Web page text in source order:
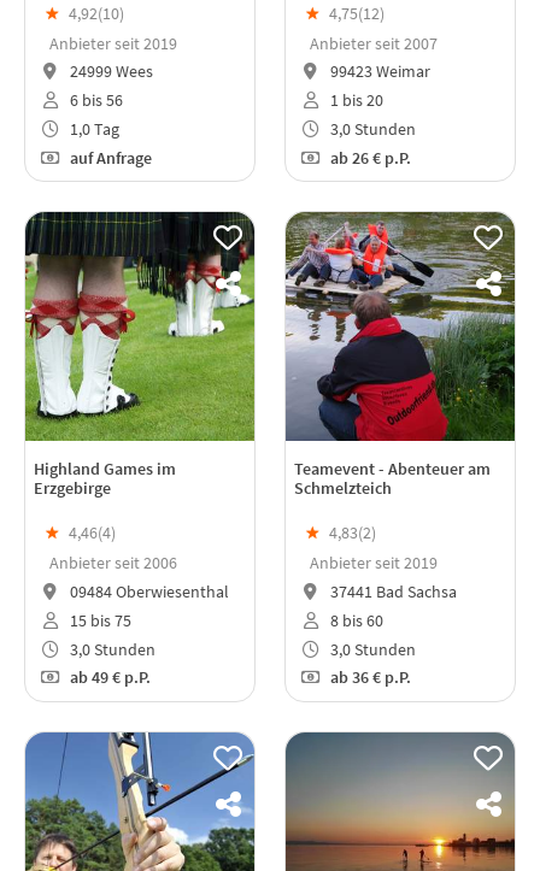
★ 4,92(10)
Anbieter seit 2019
24999 Wees
6 bis 56
1,0 Tag
auf Anfrage
★ 4,75(12)
Anbieter seit 2007
99423 Weimar
1 bis 20
3,0 Stunden
ab26 € p.P.
Highland Games im
Erzgebirge
★ 4,46(4)
Anbieter seit 2006
09484 Oberwiesenthal
15 bis 75
3,0 Stunden
ab49 € p.P.
Teamevent - Abenteuer am
Schmelzteich
★ 4,83(2)
Anbieter seit 2019
37441 Bad Sachsa
8 bis 60
3,0 Stunden
ab36 € p.P.